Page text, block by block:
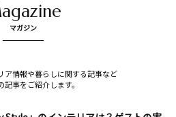
マガジン
ア情報や暮らしに関する記事など
記事をご紹介します。